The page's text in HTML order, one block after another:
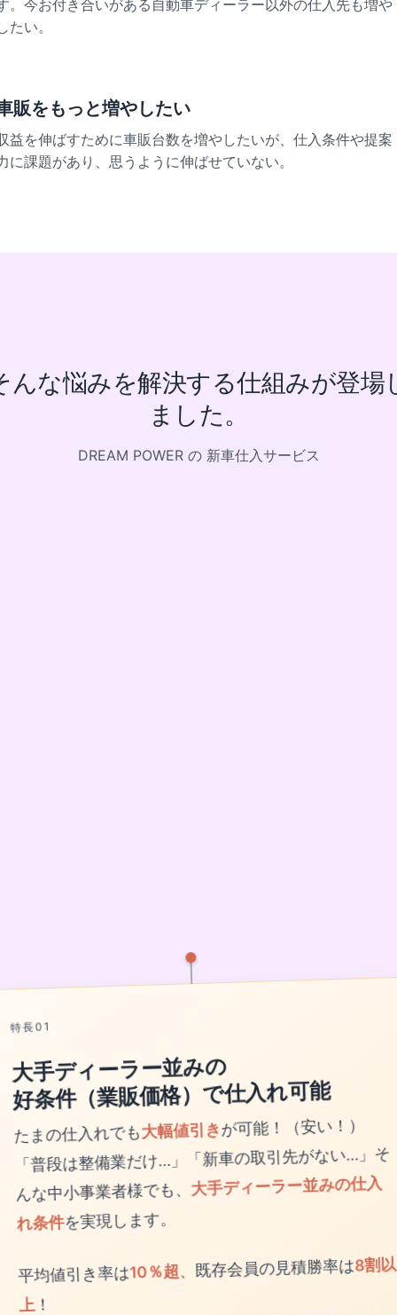
。今お付き合いがある自動車ディーラー以外の仕入先も増や
たい。
販をもっと増やしたい
益を伸ばすために車販台数を増やしたいが、仕入条件や提案
に課題があり、思うように伸ばせていない。
んな悩みを解決する仕組みが登場
ました。
DREAM POWER の 新車仕入サービス
大手ディーラー並みの
好条件（業販価格）で仕入れ可能
たまの仕入れでも大幅値引きが可能！（安い！）
「普段は整備業だけ…」「新車の取引先がない…」そ
んな中小事業者様でも、大手ディーラー並みの仕入
れ条件を実現します。
平均値引き率は10％超、既存会員の見積勝率は8割以
上 ！